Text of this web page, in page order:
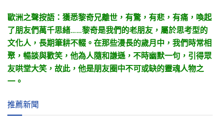
歐洲之聲按語：獲悉黎奇兄離世，有驚，有悲，有痛，喚起
了朋友們萬千思緒……黎奇是我們的老朋友，屬於思考型的
文化人，長期筆耕不輟。在那些漫長的歲月中，我們時常相
聚，暢談與歡笑，他為人隨和謙遜，不時幽默一句，引得眾
友哄堂大笑，故此，他是朋友圈中不可或缺的靈魂人物之
一。
推薦新聞